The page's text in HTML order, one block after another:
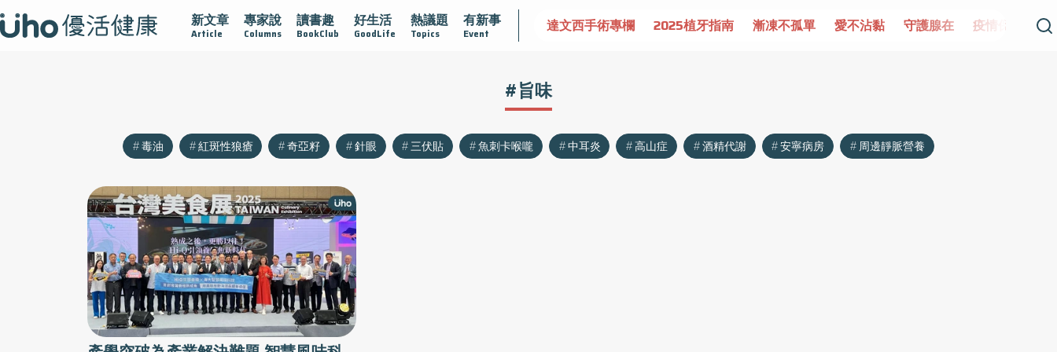
新文章
Article
專家說
Columns
讀書趣
BookClub
好生活
GoodLife
熱議題
Topics
有新事
Event
黏 守護腺在 疫情保衛戰 再生醫學 愛的未來視 認識攝護腺肥大 守護骨骼健康 達文西手術專欄 2025植牙指南 漸凍不孤單 愛不沾黏 守護腺在 疫情保衛戰
#旨味
毒油 紅斑性狼瘡 奇亞籽 針眼 三伏貼 魚刺卡喉嚨 中耳炎 高山症 酒精代謝 安寧病房 周邊靜脈營養